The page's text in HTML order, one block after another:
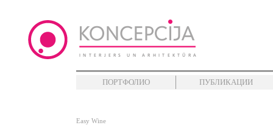
ПОРТФОЛИО ПУБЛИКАЦИИ
Easy Wine